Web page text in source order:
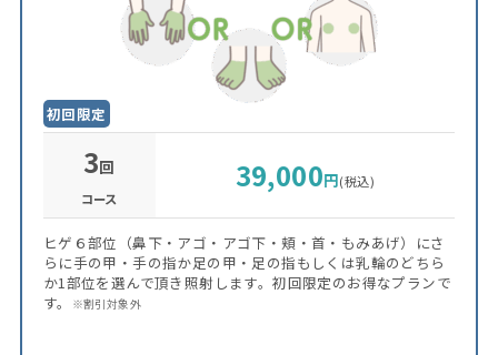
初回限定
3回
コース
39,000円(税込)
ヒゲ６部位（鼻下・アゴ・アゴ下・頬・首・もみあげ）にさ
らに手の甲・手の指か足の甲・足の指もしくは乳輪のどちら
か1部位を選んで頂き照射します。初回限定のお得なプランで
す。
※割引対象外